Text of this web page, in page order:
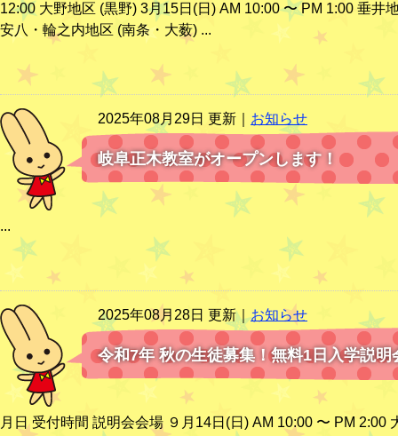
12:00 大野地区 (黒野) 3月15日(日) AM 10:00 〜 PM 1:00 垂井
安八・輪之内地区 (南条・大薮) ...
2025年08月29日 更新｜ お知らせ
岐阜正木教室がオープンします！
...
2025年08月28日 更新｜お知らせ
令和7年 秋の生徒募集！無料1日入学説
月日 受付時間 説明会会場 ９月14日(日) AM 10:00 〜 PM 2:00